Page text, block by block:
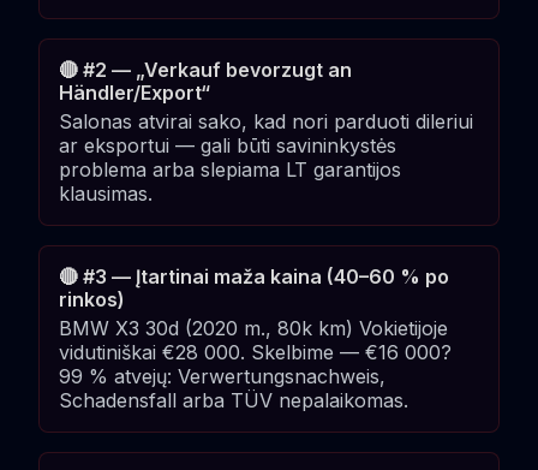
🔴 #2 — „Verkauf bevorzugt an
Händler/Export“
Salonas atvirai sako, kad nori parduoti dileriui
ar eksportui — gali būti savininkystės
problema arba slepiama LT garantijos
klausimas.
🔴 #3 — Įtartinai maža kaina (40–60 % po
rinkos)
BMW X3 30d (2020 m., 80k km) Vokietijoje
vidutiniškai €28 000. Skelbime — €16 000?
99 % atvejų: Verwertungsnachweis,
Schadensfall arba TÜV nepalaikomas.